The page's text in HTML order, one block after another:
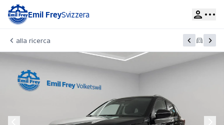
Emil FreySvizzera
alla ricerca